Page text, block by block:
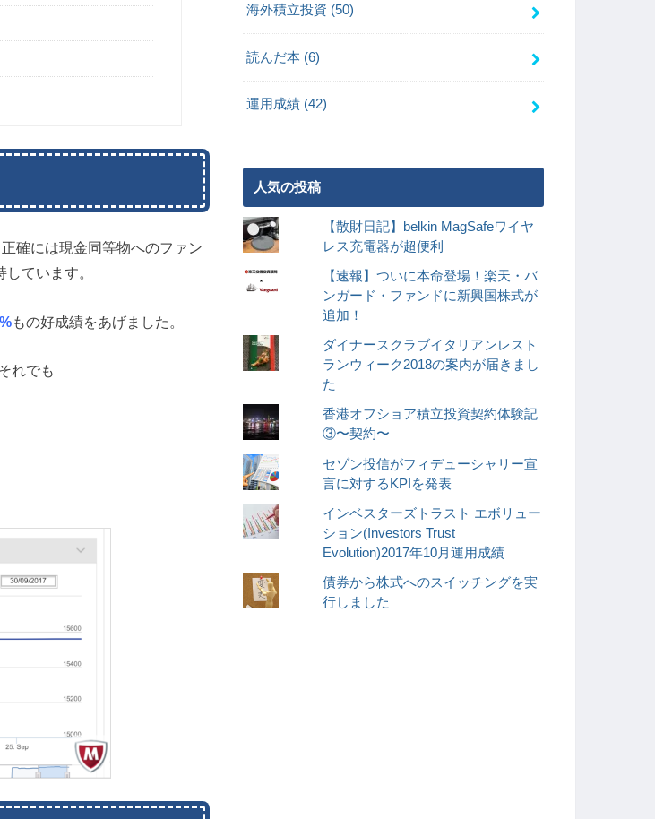
確には現金同等物へのファン
ています。
もの好成績をあげました。
れでも
海外積立投資 (50)
読んだ本 (6)
運用成績 (42)
人気の投稿
【散財日記】belkin MagSafeワイヤ
レス充電器が超便利
【速報】ついに本命登場！楽天・バ
ンガード・ファンドに新興国株式が
追加！
ダイナースクラブイタリアンレスト
ランウィーク2018の案内が届きまし
た
香港オフショア積立投資契約体験記
③〜契約〜
セゾン投信がフィデューシャリー宣
言に対するKPIを発表
インベスターズトラスト エボリュー
ション(Investors Trust
Evolution)2017年10月運用成績
債券から株式へのスイッチングを実
行しました